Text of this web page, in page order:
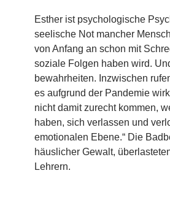
Esther ist psychologische
seelische Not mancher
von Anfang an schon mit
soziale Folgen haben wird.
bewahrheiten. Inzwischen
es aufgrund der Pandemie
nicht damit zurecht kommen,
haben, sich verlassen und
emotionalen Ebene.“ Die
häuslicher Gewalt,
Lehrern.